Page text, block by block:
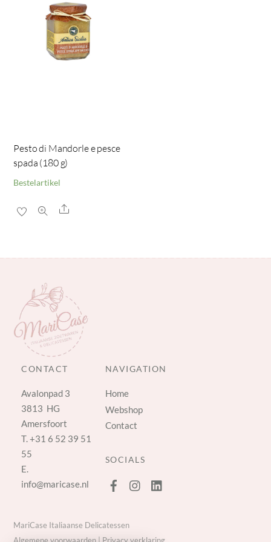
Pesto di Mandorle e pesce
spada (180 g)
Bestelartikel
Share
CONTACT
Avalonpad 3
3813 HG
Amersfoort
T.+31 6 52 39 51
55
E.
info@maricase.nl
NAVIGATION
Home
Webshop
Contact
SOCIALS
MariCase Italiaanse Delicatessen